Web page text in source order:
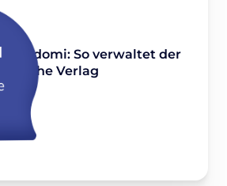
X Didomi: So verwaltet der
Verlag